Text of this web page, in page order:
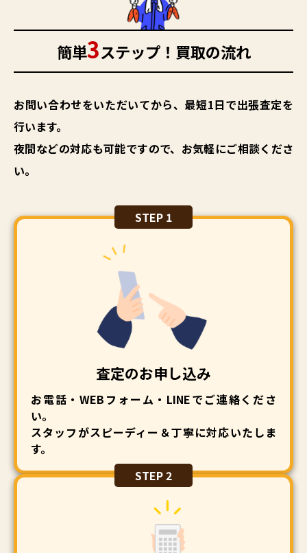
簡単3ステップ！買取の流れ
お問い合わせをいただいてから、最短1日で出張査定を
行います。
夜間などの対応も可能ですので、お気軽にご相談くださ
い。
STEP 1
査定のお申し込み
お電話・WEBフォーム・LINEでご連絡くださ
い。
スタッフがスピーディー＆丁寧に対応いたしま
す。
STEP 2